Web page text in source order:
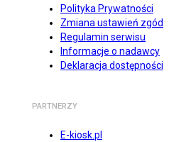
Polityka Prywatności
Zmiana ustawień zgód
Regulamin serwisu
Informacje o nadawcy
Deklaracja dostępności
PARTNERZY
E-kiosk.pl